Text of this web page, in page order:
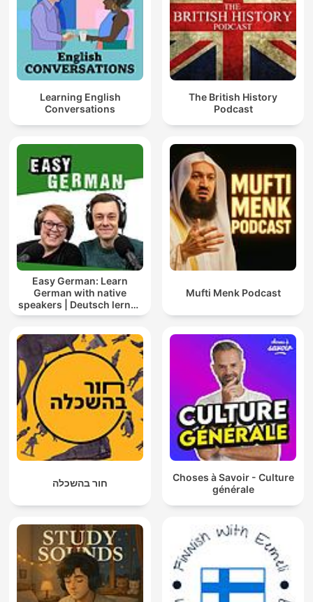
Learning English
Conversations
The British History
Podcast
Easy German: Learn
German with native
speakers | Deutsch lernen
mit Muttersprachlern
Mufti Menk Podcast
חור בהשכלה
Choses à Savoir - Culture
générale